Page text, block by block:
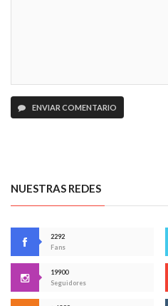
ENVIAR COMENTARIO
NUESTRAS REDES
2292
Fans
19900
Seguidores